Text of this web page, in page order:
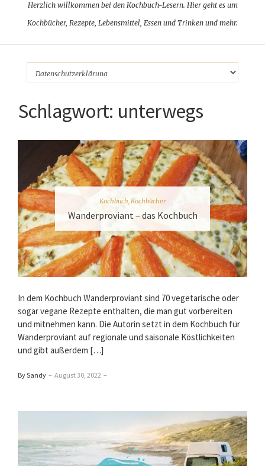
Herzlich willkommen bei den Kochbuch-Lesern. Hier geht es um
Kochbücher, Rezepte, Lebensmittel, Essen und Trinken und mehr.
Schlagwort: unterwegs
Kochbuch Kochbücher
Wanderproviant – das Kochbuch
In dem Kochbuch Wanderproviant sind 70 vegetarische oder
sogar vegane Rezepte enthalten, die man gut vorbereiten
und mitnehmen kann. Die Autorin setzt in dem Kochbuch für
Wanderproviant auf regionale und saisonale Köstlichkeiten
und gibt außerdem […]
By Sandy – August 30, 2022 –